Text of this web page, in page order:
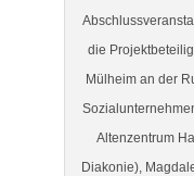
die
Mülheim an der
Altenzentrum
Diakonie),